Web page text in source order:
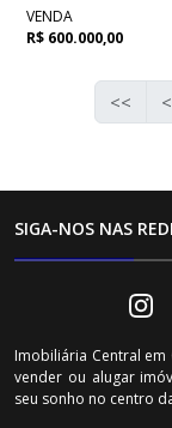
VENDA
R$ 600.000,00
<< <
SIGA-NOS NAS
Imobiliária Central em
vender ou alugar
seu sonho no centro